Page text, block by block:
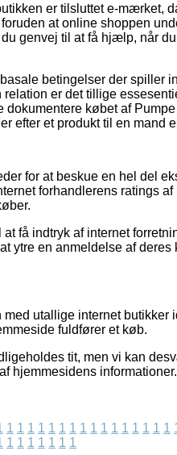
er tilsluttet e-mærket,
at online shoppen
genvej til at få hjælp, når
betingelser der spiller
er det tillige
købet af
efter et produkt til en mand
for at beskue en hel del
forhandlerens ratings
få indtryk af internet
ytre en anmeldelse af deres
utallige internet butikker
fuldfører et køb.
tit, men vi kan
hjemmesidens informationer.
1 1 1 1 1 1 1 1 1 1 1 1 1 1 1 1
1 1 1 1 1 1 1